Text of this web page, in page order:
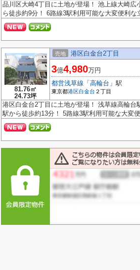
品川区大崎4丁目に土地が登場！ 池上線大崎
ら徒歩約9分！ 6路線3駅利用可能な大変便利
81.76㎡
24.73坪
売地 港区白金台2丁目
3億4,980万円
都営浅草線 「 高輪台 」駅
東京都港区白金台 ２丁目
港区白金台2丁目に土地が登場！ 浅草線高輪
駅から徒歩約13分！ 5路線3駅利用可能な大変